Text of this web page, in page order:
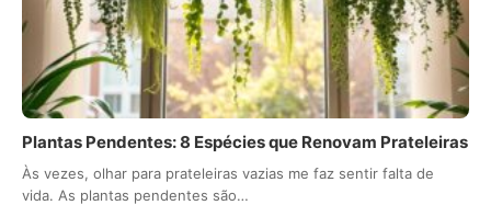
Plantas Pendentes: 8 Espécies que Renovam Prateleiras
Às vezes, olhar para prateleiras vazias me faz sentir falta de
vida. As plantas pendentes são…